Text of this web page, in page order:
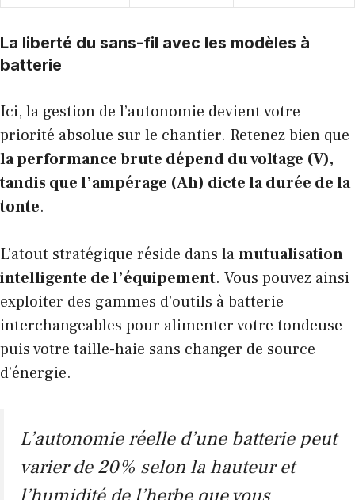
La liberté du sans-fil avec les modèles à
batterie
Ici, la gestion de l’autonomie devient votre
priorité absolue sur le chantier. Retenez bien que
la performance brute dépend du voltage (V),
tandis que l’ampérage (Ah) dicte la durée de la
tonte.
L’atout stratégique réside dans lamutualisation
intelligente de l’équipement. Vous pouvez ainsi
exploiter des gammes d’outils à batterie
interchangeables pour alimenter votre tondeuse
puis votre taille-haie sans changer de source
d’énergie.
L’autonomie réelle d’une batterie peut
varier de 20% selon la hauteur et